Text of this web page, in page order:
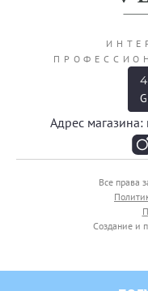
Адрес
Все права
Создание и